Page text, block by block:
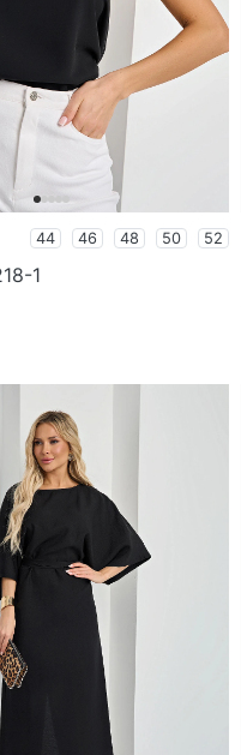
44 46 48 50 52
1